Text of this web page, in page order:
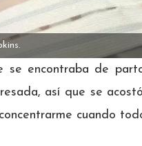
se encontraba de
así que se
cuando